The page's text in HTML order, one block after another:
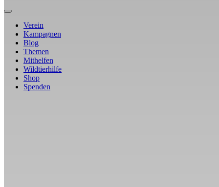
Verein
Kampagnen
Blog
Themen
Mithelfen
Wildtierhilfe
Shop
Spenden